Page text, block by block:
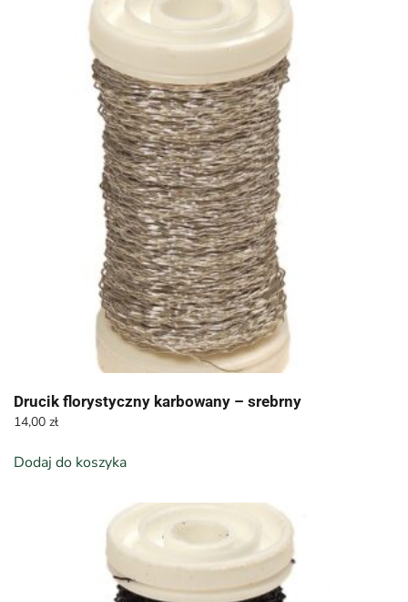
Drucik florystyczny karbowany – srebrny
14,00 zł
Dodaj do koszyka